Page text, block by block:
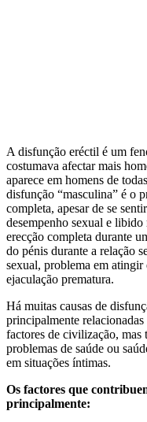
A disfunção eréctil é um
costumava afectar mais
aparece em homens de
disfunção “masculina” é o
completa, apesar de se
desempenho sexual e
erecção completa durante
do pénis durante a relação
sexual, problema em
ejaculação prematura.
Há muitas causas de
principalmente
factores de civilização, mas
problemas de saúde ou
em situações íntimas.
Os factores que
principalmente: